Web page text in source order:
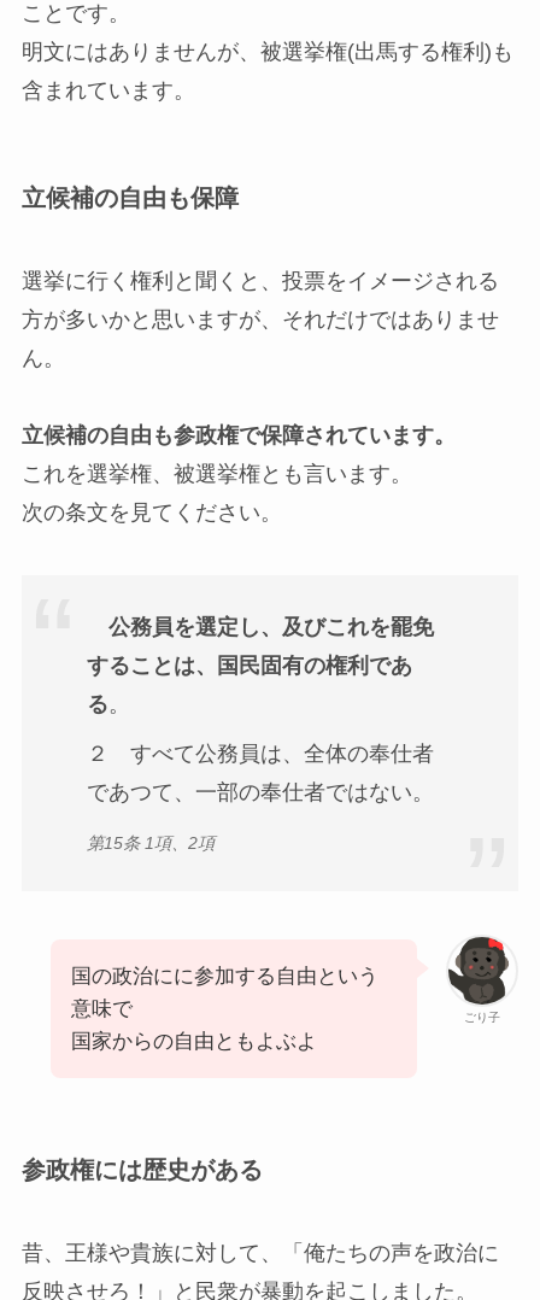
ことです。
明文にはありませんが、被選挙権(出馬する権利)も
含まれています。
立候補の自由も保障
選挙に行く権利と聞くと、投票をイメージされる
方が多いかと思いますが、それだけではありませ
ん。
立候補の自由も参政権で保障されています。
これを選挙権、 被選挙権とも言います。
次の条文を見てください。
公務員を選定し、及びこれを罷免
することは、国民固有の権利であ
る。
２ すべて公務員は、全体の奉仕者
であつて、一部の奉仕者ではない。
第15条 1項、2項
ごり子
国の政治にに参加する自由という
意味で
国家からの自由ともよぶよ
参政権には歴史がある
昔、王様や貴族に対して、「俺たちの声を政治に
反映させろ！」と民衆が暴動を起こしました。